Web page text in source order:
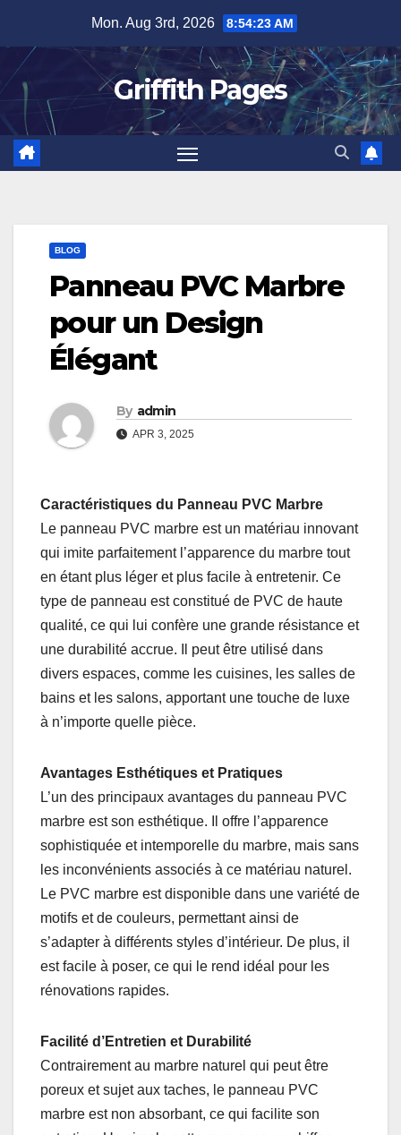
content
Mon. Aug 3rd, 2026 8:54:23 AM
Griffith Pages
BLOG
Panneau PVC Marbre
pour un Design
Élégant
By admin
APR 3, 2025
Caractéristiques du Panneau PVC Marbre
Le panneau PVC marbre est un matériau innovant
qui imite parfaitement l’apparence du marbre tout
en étant plus léger et plus facile à entretenir. Ce
type de panneau est constitué de PVC de haute
qualité, ce qui lui confère une grande résistance et
une durabilité accrue. Il peut être utilisé dans
divers espaces, comme les cuisines, les salles de
bains et les salons, apportant une touche de luxe
à n’importe quelle pièce.
Avantages Esthétiques et Pratiques
L’un des principaux avantages du panneau PVC
marbre est son esthétique. Il offre l’apparence
sophistiquée et intemporelle du marbre, mais sans
les inconvénients associés à ce matériau naturel.
Le PVC marbre est disponible dans une variété de
motifs et de couleurs, permettant ainsi de
s’adapter à différents styles d’intérieur. De plus, il
est facile à poser, ce qui le rend idéal pour les
rénovations rapides.
Facilité d’Entretien et Durabilité
Contrairement au marbre naturel qui peut être
poreux et sujet aux taches, le panneau PVC
marbre est non absorbant, ce qui facilite son